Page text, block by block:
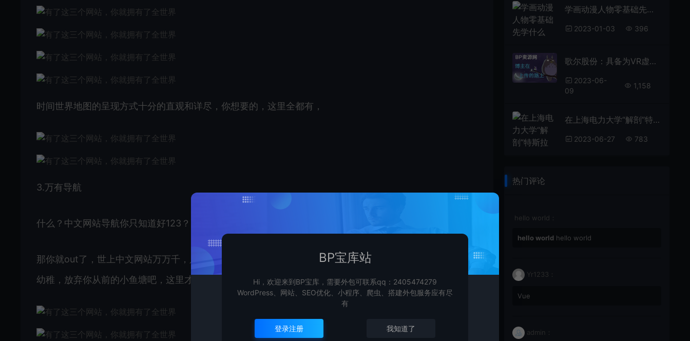
时间世界地图的呈现方式十分的直观和详尽，你想要的，这里全都有，
3.万有导航
什么？中文网站导航你只知道好123？
那你就out了，世上中文网站万万千，只是你不知道去哪找，去了那个中文网站，你才知道自己从前是多么的
幼稚，放弃你从前的小鱼塘吧，这里才是互联网的大江大河。
学画动漫人物零基础先学什么
2023-01-03 396
歌尔股份：具备为VR虚拟现实产品提供整体系统解决方案的能力为找刺激，女子给自己注射黑寡妇蜘蛛，心率飙升188，结果如何？
2023-06-
09
1,158
在上海电力大学“解剖”特斯拉 校企携手研发3D解构示教平台培养卓越工程师明星在资本面前有多卑微？杨颖被摸胸抱起，林更新被怒骂不敢回嘴
2023-06-27 783
热门评论
hello world：
hello world hello world
Yr1233：
Vue
admin：
BP宝库站
Hi，欢迎来到BP宝库，需要外包可联系qq：2405474279
WordPress、网站、SEO优化、小程序、爬虫、搭建外包服务应有尽
有
登录注册 我知道了